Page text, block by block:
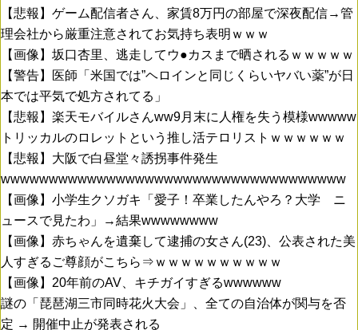
【悲報】ゲーム配信者さん、家賃8万円の部屋で深夜配信→管
理会社から厳重注意されてお気持ち表明ｗｗｗ
【画像】坂口杏里、逃走してウ●カスまで晒されるｗｗｗｗｗ
【警告】医師「米国では”ヘロインと同じくらいヤバい薬”が日
本では平気で処方されてる」
【悲報】楽天モバイルさんww9月末に人権を失う模様wwwww
トリッカルのロレットという推し活テロリストｗｗｗｗｗｗ
【悲報】大阪で白昼堂々誘拐事件発生
wwwwwwwwwwwwwwwwwwwwwwwwwwwwwwwwwwww
【画像】小学生クソガキ「愛子！卒業したんやろ？大学 ニ
ュースで見たわ」→結果wwwwwwww
【画像】赤ちゃんを遺棄して逮捕の女さん(23)、公表された美
人すぎるご尊顔がこちら⇒ｗｗｗｗｗｗｗｗｗｗ
【画像】20年前のAV、キチガイすぎるwwwwww
謎の「琵琶湖三市同時花火大会」、全ての自治体が関与を否
定 → 開催中止が発表される